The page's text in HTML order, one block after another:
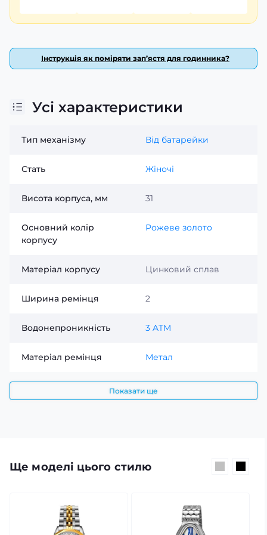
Інструкція як поміряти зап’ястя для годинника?
Усі характеристики
Тип механізму Від батарейки
Стать Жіночі
Висота корпуса, мм 31
Основний колір
корпусу
Рожеве золото
Матеріал корпусу Цинковий сплав
Ширина ремінця 2
Водонепроникність 3 ATM
Матеріал ремінця Метал
Показати ще
Ще моделі цього стилю